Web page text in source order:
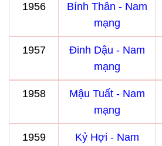
1956
Bính Thân - Nam
mạng
1957
Đinh Dậu - Nam
mạng
1958
Mậu Tuất - Nam
mạng
1959
Kỷ Hợi - Nam